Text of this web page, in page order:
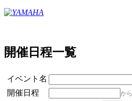
開催日程一覧
イベント名
開催日程
から